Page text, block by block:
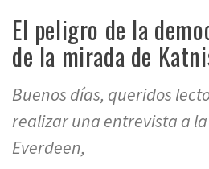
El peligro de la
de la mirada de
Buenos días, queridos
realizar una entrevista a
Everdeen,